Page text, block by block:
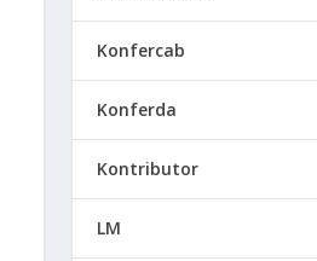
Konfercab
Konferda
Kontributor
LM